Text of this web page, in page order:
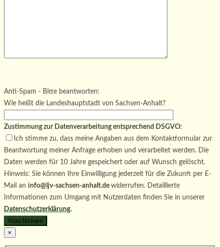
Bitte lasse dieses Feld leer.
Anti-Spam - Bitte beantworten:
Wie heißt die Landeshauptstadt von Sachsen-Anhalt?
Zustimmung zur Datenverarbeitung entsprechend DSGVO:
Ich stimme zu, dass meine Angaben aus dem Kontaktformular zur
Beantwortung meiner Anfrage erhoben und verarbeitet werden. Die
Daten werden für 10 Jahre gespeichert oder auf Wunsch gelöscht.
Hinweis: Sie können Ihre Einwilligung jederzeit für die Zukunft per E-
Mail an info@ljv-sachsen-anhalt.de widerrufen. Detaillierte
Informationen zum Umgang mit Nutzerdaten finden Sie in unserer
Datenschutzerklärung.
×